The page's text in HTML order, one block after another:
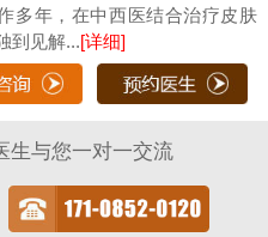
多年，在中西医结合治疗皮肤
到见解...[详细]
生与您一对一交流